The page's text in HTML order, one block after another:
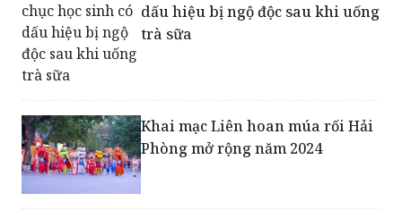
dấu hiệu bị ngộ độc sau khi uống
trà sữa
Khai mạc Liên hoan múa rối Hải
Phòng mở rộng năm 2024